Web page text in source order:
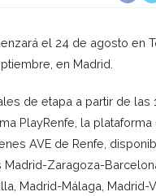
el 24 de agosto en
en Madrid.
de etapa a partir de las
PlayRenfe, la
AVE de Renfe,
Zaragoza-
Madrid-Málaga, Madrid-